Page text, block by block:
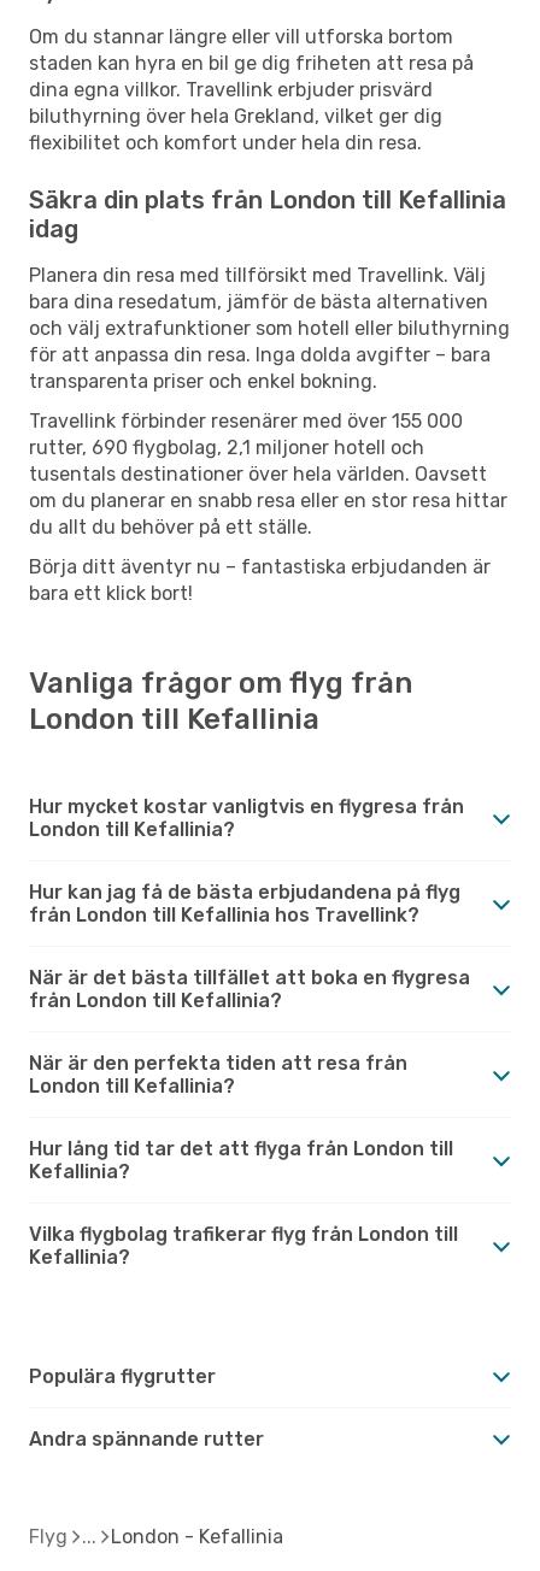
Om du stannar längre eller vill utforska bortom
staden kan hyra en bil ge dig friheten att resa på
dina egna villkor. Travellink erbjuder prisvärd
biluthyrning över hela Grekland, vilket ger dig
flexibilitet och komfort under hela din resa.
Säkra din plats från London till Kefallinia
idag
Planera din resa med tillförsikt med Travellink. Välj
bara dina resedatum, jämför de bästa alternativen
och välj extrafunktioner som hotell eller biluthyrning
för att anpassa din resa. Inga dolda avgifter – bara
transparenta priser och enkel bokning.
Travellink förbinder resenärer med över 155 000
rutter, 690 flygbolag, 2,1 miljoner hotell och
tusentals destinationer över hela världen. Oavsett
om du planerar en snabb resa eller en stor resa hittar
du allt du behöver på ett ställe.
Börja ditt äventyr nu – fantastiska erbjudanden är
bara ett klick bort!
Vanliga frågor om flyg från
London till Kefallinia
Hur mycket kostar vanligtvis en flygresa från
London till Kefallinia?
Hur kan jag få de bästa erbjudandena på flyg
från London till Kefallinia hos Travellink?
När är det bästa tillfället att boka en flygresa
från London till Kefallinia?
När är den perfekta tiden att resa från
London till Kefallinia?
Hur lång tid tar det att flyga från London till
Kefallinia?
Vilka flygbolag trafikerar flyg från London till
Kefallinia?
Populära flygrutter
Andra spännande rutter
Flyg London - Kefallinia